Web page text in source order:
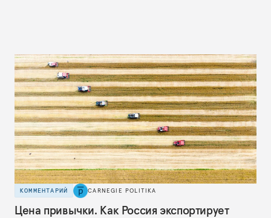
КОММЕНТАРИЙ CARNEGIE POLITIKA
Цена привычки. Как Россия экспортирует